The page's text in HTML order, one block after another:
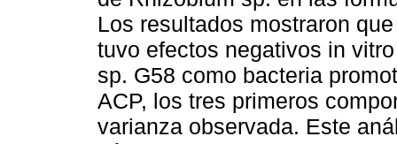
Los resultados mostraron
tuvo efectos negativos in
sp. G58 como bacteria
ACP, los tres primeros
varianza observada. Este